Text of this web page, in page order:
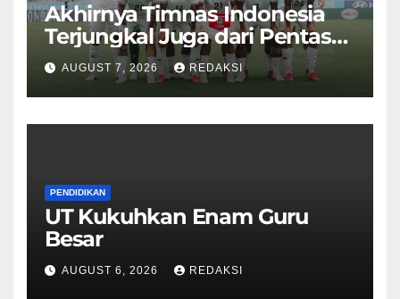
Akhirnya Timnas Indonesia
Terjungkal Juga dari Pentas
Piala AFF 2026
AUGUST 7, 2026 REDAKSI
PENDIDIKAN
UT Kukuhkan Enam Guru
Besar
AUGUST 6, 2026 REDAKSI